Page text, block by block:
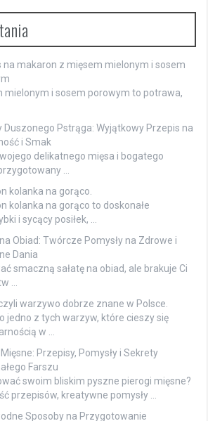
na makaron z mięsem mielonym i sosem
mielonym i sosem porowym to potrawa,
Duszonego Pstrąga: Wyjątkowy Przepis na
i Smak
delikatnego mięsa i bogatego
…
kolanka na gorąco.
kolanka na gorąco to doskonałe
i sycący posiłek, …
Obiad: Twórcze Pomysły na Zdrowe i
Dania
smaczną sałatę na obiad, ale brakuje Ci
…
warzywo dobrze znane w Polsce.
jedno z tych warzyw, które cieszy się
w …
Przepisy, Pomysły i Sekrety
Farszu
swoim bliskim pyszne pierogi mięsne?
przepisów, kreatywne pomysły …
Sposoby na Przygotowanie